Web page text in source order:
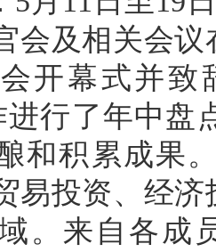
会及相关会
开幕式并致
进行了年中盘
和积累成果
易投资、经
。来自各成